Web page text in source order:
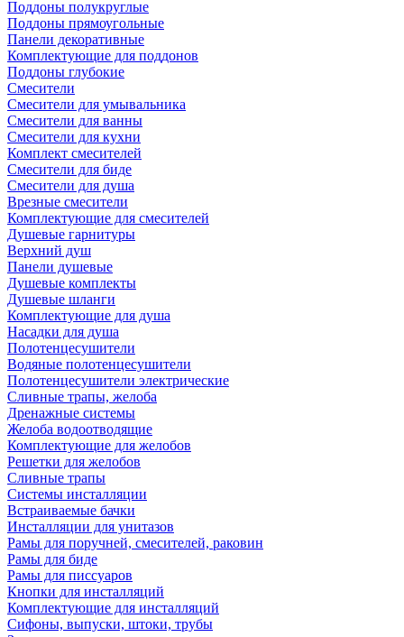
Поддоны полукруглые
Поддоны прямоугольные
Панели декоративные
Комплектующие для поддонов
Поддоны глубокие
Смесители
Смесители для умывальника
Смесители для ванны
Смесители для кухни
Комплект смесителей
Смесители для биде
Смесители для душа
Врезные смесители
Комплектующие для смесителей
Душевые гарнитуры
Верхний душ
Панели душевые
Душевые комплекты
Душевые шланги
Комплектующие для душа
Насадки для душа
Полотенцесушители
Водяные полотенцесушители
Полотенцесушители электрические
Сливные трапы, желоба
Дренажные системы
Желоба водоотводящие
Комплектующие для желобов
Решетки для желобов
Сливные трапы
Системы инсталляции
Встраиваемые бачки
Инсталляции для унитазов
Рамы для поручней, смесителей, раковин
Рамы для биде
Рамы для писсуаров
Кнопки для инсталляций
Комплектующие для инсталляций
Сифоны, выпуски, штоки, трубы